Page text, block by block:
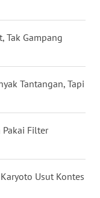
Tak Gampang
Tantangan, Tapi
Pakai Filter
Usut Kontes